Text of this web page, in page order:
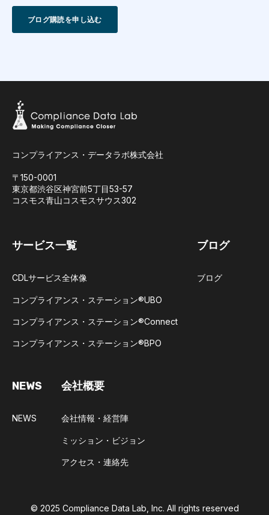
コンプライアンス・データラボ株式会社
〒150-0001
東京都渋谷区神宮前5丁目53-57
コスモス青山コスモスサウス302
サービス一覧
CDLサービス全体像
コンプライアンス・ステーション®UBO​
コンプライアンス・ステーション®Connect​
コンプライアンス・ステーション®BPO​
ブログ
ブログ
NEWS
NEWS
会社概要
会社情報・経営陣
ミッション・ビジョン
アクセス・連絡先
© 2025 Compliance Data Lab, Inc. All rights reserved